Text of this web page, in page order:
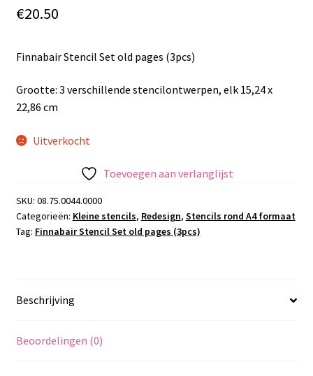
€20.50
Finnabair Stencil Set old pages (3pcs)
Grootte: 3 verschillende stencilontwerpen, elk 15,24 x
22,86 cm
Uitverkocht
Toevoegen aan verlanglijst
SKU: 08.75.0044.0000
Categorieën: Kleine stencils, Redesign, Stencils rond A4 formaat
Tag: Finnabair Stencil Set old pages (3pcs)
Beschrijving
Beoordelingen (0)